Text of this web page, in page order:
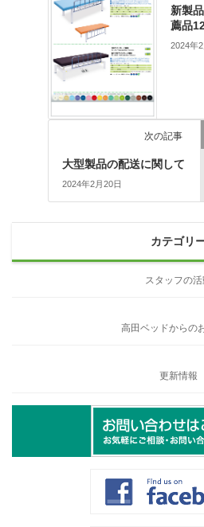
新製
薦品
2024年
次の記事
大型製品の配送に関して
2024年2月20日
カテゴリ
スタッフの
高田ベッドからの
更新情報